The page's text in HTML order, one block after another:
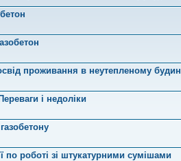
проживання в неутепленому
і недоліки
по роботі зі штукатурними сумішами